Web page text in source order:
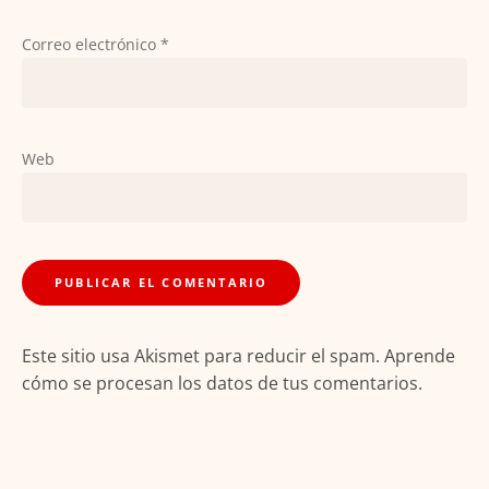
Correo electrónico *
Web
Este sitio usa Akismet para reducir el spam. Aprende
cómo se procesan los datos de tus comentarios.